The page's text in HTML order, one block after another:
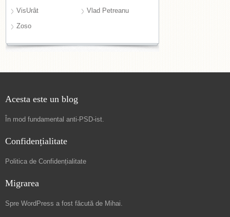
VisUrât
Vlad Petreanu
Zoso
Acesta este un blog
În mod fundamental anti-PSD-ist.
Confidențialitate
Politica de Confidențialitate
Migrarea
Spre WordPress a fost făcută de Mihai.